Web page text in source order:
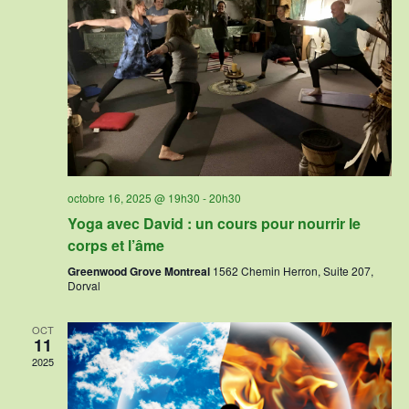
octobre 16, 2025 @ 19h30 -20h30
Yoga avec David : un cours pour nourrir le
corps et l’âme
Greenwood Grove Montreal 1562 Chemin Herron, Suite 207,
Dorval
OCT
11
2025